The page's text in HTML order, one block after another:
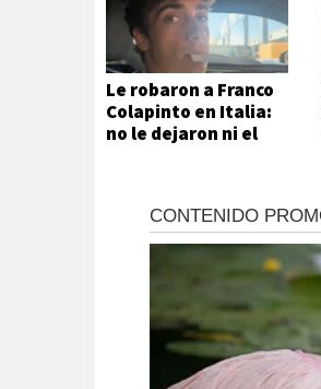
Le robaron a Franco
Colapinto en Italia:
no le dejaron ni el